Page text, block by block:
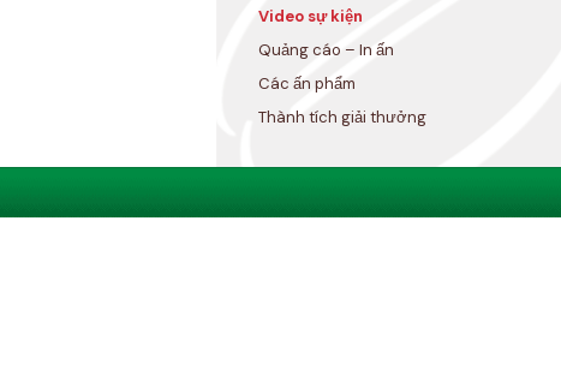
Video sự kiện
Quảng cáo – In ấn
Các ấn phẩm
Thành tích giải thưởng